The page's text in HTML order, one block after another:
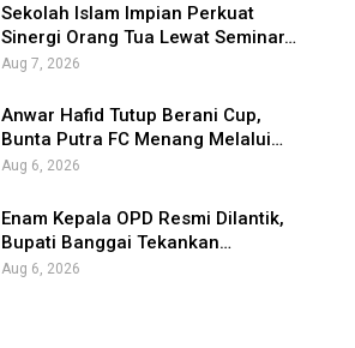
Sekolah Islam Impian Perkuat
Sinergi Orang Tua Lewat Seminar…
Aug 7, 2026
Anwar Hafid Tutup Berani Cup,
Bunta Putra FC Menang Melalui…
Aug 6, 2026
Enam Kepala OPD Resmi Dilantik,
Bupati Banggai Tekankan…
Aug 6, 2026